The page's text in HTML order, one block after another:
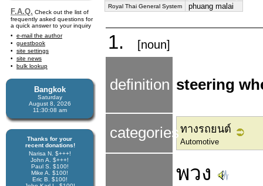
F.A.Q. Check out the list of
frequently asked questions for
a quick answer to your inquiry
e-mail the author
guestbook
site settings
site news
bulk lookup
Bangkok
Saturday
August 8, 2026
11:30:09 am
Thanks for your
recent donations!
Narisa N. $+++!
John A. $+++!
Paul S. $100!
Mike A. $100!
Eric B. $100!
Royal Thai General System phuang malai
1. [noun]
definition steering
categoriesทางรถยนต์
Automotive
พวง